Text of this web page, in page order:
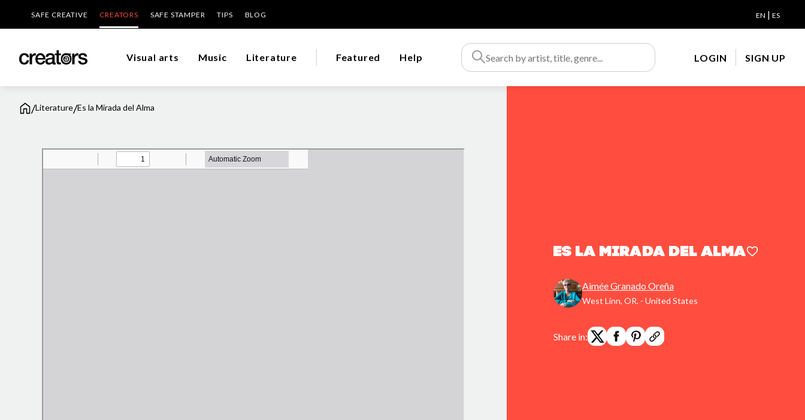
SAFE CREATIVE CREATORS SAFE STAMPER TIPS BLOG EN | ES
Visual arts Music Literature Featured Help LOGIN SIGN UP
/Literature/Es la Mirada del Alma
Es la Mirada del Alma
Aimée Granado Oreña
West Linn, OR. - United States
Share in: